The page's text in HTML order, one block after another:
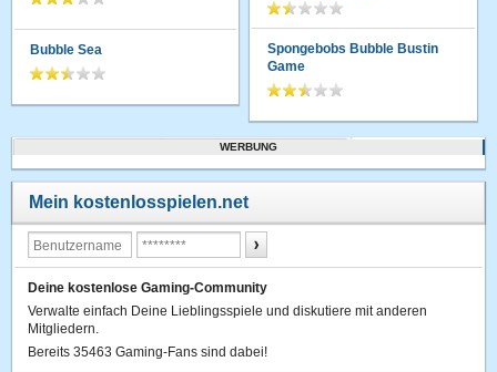
Bubble Sea
Spongebobs Bubble Bustin
Game
WERBUNG
Mein kostenlosspielen.net
Deine kostenlose Gaming-Community
Verwalte einfach Deine Lieblingsspiele und diskutiere mit anderen
Mitgliedern.
Bereits 35463 Gaming-Fans sind dabei!